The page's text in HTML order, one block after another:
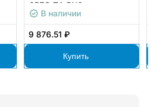
0R7G-T4-BX0
В наличии
9 876.51 ₽
Купить